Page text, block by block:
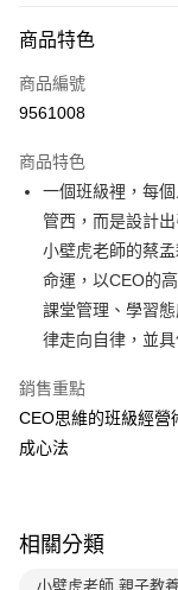
信用卡一次付款
LINE Pay
大哥付你分期
相關說明
【大哥付你分期使用說
1.本服務由台灣大哥
2.付款方式選擇「大
流程，驗證手機門號
3.實際核准額度、可分
消。如遇「轉專審核」
法說明評估內容。
1.分期款項不併入電信
1.本服務係由「台灣大
AFTEE先享後付
相關說明
【關於「AFTEE先享
AFTEE先享後付是「
１．簡單：不需註冊會
２．便利：只要手機號
３．安心：先確認商品
３．收到繳費通知簡訊
ATM付款
運送方式
付款後全家取貨
每筆NT$70，滿
每筆NT$70，滿
國內宅配/郵寄 (不
商品特色
商品編號
9561008
商品特色
一個班級裡，每
管西，而是設計
小壁虎老師的蔡
命運，以CEO的
課堂管理、學習
律走向自律，並
銷售重點
CEO思維的班級經營
成心法
相關分類
小壁虎老師 親子教